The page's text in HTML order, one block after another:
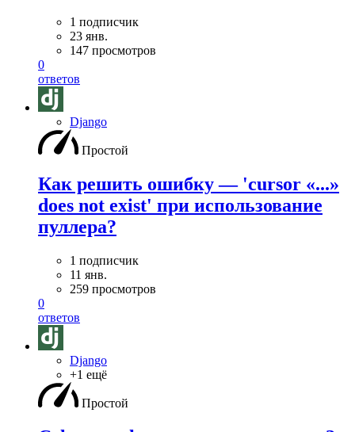
1 подписчик
23 янв.
147 просмотров
0
ответов
Django
Простой
Как решить ошибку — 'cursor «...»
does not exist' при использование
пуллера?
1 подписчик
11 янв.
259 просмотров
0
ответов
Django
+1 ещё
Простой